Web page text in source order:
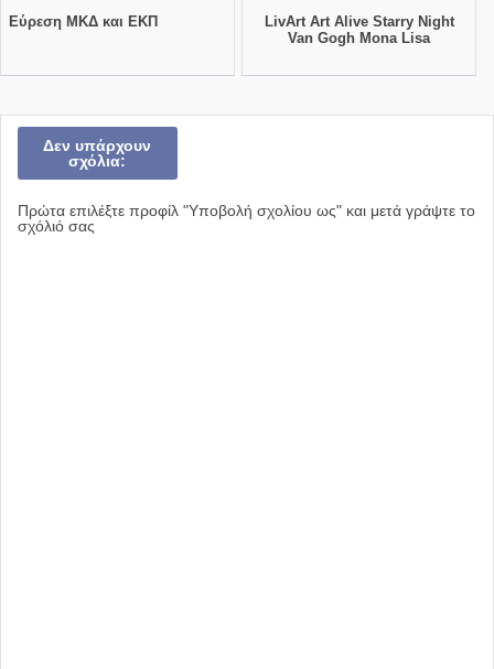
Εύρεση ΜΚΔ και ΕΚΠ
LivArt Art Alive Starry Night
Van Gogh Mona Lisa
Δεν υπάρχουν
σχόλια:
Πρώτα επιλέξτε προφίλ "Υποβολή σχολίου ως" και μετά γράψτε το
σχόλιό σας